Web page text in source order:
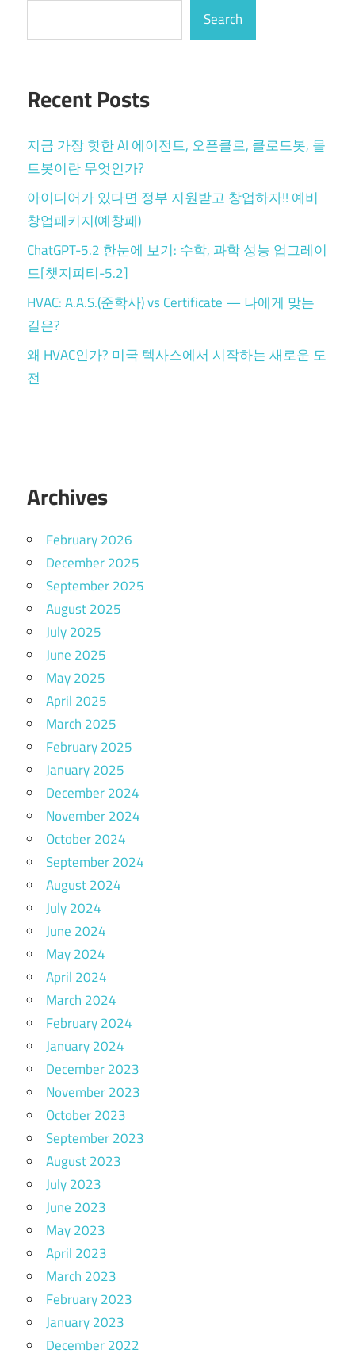
Search
Recent Posts
지금 가장 핫한 AI 에이전트, 오픈클로, 클로드봇, 몰
트봇이란 무엇인가?
아이디어가 있다면 정부 지원받고 창업하자!! 예비
창업패키지(예창패)
ChatGPT-5.2 한눈에 보기: 수학, 과학 성능 업그레이
드[챗지피티-5.2]
HVAC: A.A.S.(준학사) vs Certificate — 나에게 맞는
길은?
왜 HVAC인가? 미국 텍사스에서 시작하는 새로운 도
전
Archives
February 2026
December 2025
September 2025
August 2025
July 2025
June 2025
May 2025
April 2025
March 2025
February 2025
January 2025
December 2024
November 2024
October 2024
September 2024
August 2024
July 2024
June 2024
May 2024
April 2024
March 2024
February 2024
January 2024
December 2023
November 2023
October 2023
September 2023
August 2023
July 2023
June 2023
May 2023
April 2023
March 2023
February 2023
January 2023
December 2022